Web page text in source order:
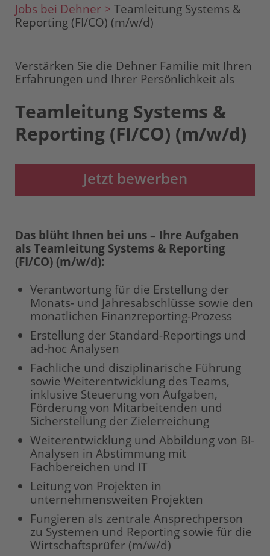
Jobs bei Dehner > Teamleitung Systems &
Reporting (FI/CO) (m/w/d)
Verstärken Sie die Dehner Familie mit Ihren
Erfahrungen und Ihrer Persönlichkeit als
Teamleitung Systems &
Reporting (FI/CO) (m/w/d)
Jetzt bewerben
Das blüht Ihnen bei uns – Ihre Aufgaben
als Teamleitung Systems & Reporting
(FI/CO) (m/w/d):
Verantwortung für die Erstellung der
Monats‑ und Jahresabschlüsse sowie den
monatlichen Finanzreporting-Prozess
Erstellung der Standard-Reportings und
ad-hoc Analysen
Fachliche und disziplinarische Führung
sowie Weiterentwicklung des Teams,
inklusive Steuerung von Aufgaben,
Förderung von Mitarbeitenden und
Sicherstellung der Zielerreichung
Weiterentwicklung und Abbildung von BI-
Analysen in Abstimmung mit
Fachbereichen und IT
Leitung von Projekten in
unternehmensweiten Projekten
Fungieren als zentrale Ansprechperson
zu Systemen und Reporting sowie für die
Wirtschaftsprüfer (m/w/d)